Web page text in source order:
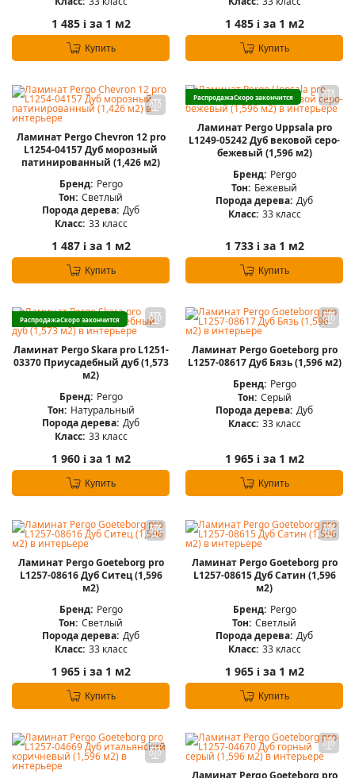
1 485 iза 1 м2
Купить
1 485 iза 1 м2
Купить
Ламинат Pergo Chevron 12 pro
L1254-04157 Дуб морозный
патинированный (1,426 м2)
Бренд: Pergo
Тон: Светлый
Порода дерева: Дуб
Класс: 33 класс
1 487 iза 1 м2
Купить
РаспродажаСкоро закончится
Ламинат Pergo Uppsala pro
L1249-05242 Дуб вековой серо-
бежевый (1,596 м2)
Бренд: Pergo
Тон: Бежевый
Порода дерева: Дуб
Класс: 33 класс
1 733 iза 1 м2
Купить
РаспродажаСкоро закончится
Ламинат Pergo Skara pro L1251-
03370 Приусадебный дуб (1,573
м2)
Бренд: Pergo
Тон: Натуральный
Порода дерева: Дуб
Класс: 33 класс
1 960 iза 1 м2
Купить
Ламинат Pergo Goeteborg pro
L1257-08617 Дуб Бязь (1,596 м2)
Бренд: Pergo
Тон: Серый
Порода дерева: Дуб
Класс: 33 класс
1 965 iза 1 м2
Купить
Ламинат Pergo Goeteborg pro
L1257-08616 Дуб Ситец (1,596
м2)
Бренд: Pergo
Тон: Светлый
Порода дерева: Дуб
Класс: 33 класс
1 965 iза 1 м2
Купить
Ламинат Pergo Goeteborg pro
L1257-08615 Дуб Сатин (1,596
м2)
Бренд: Pergo
Тон: Светлый
Порода дерева: Дуб
Класс: 33 класс
1 965 iза 1 м2
Купить
Ламинат Pergo Goeteborg pro